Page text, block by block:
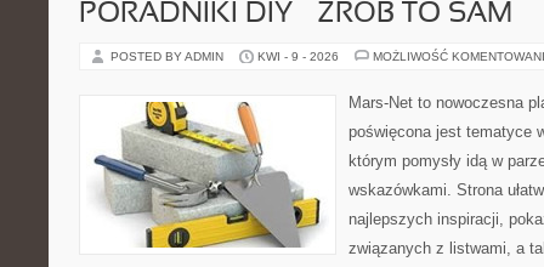
PORADNIKI DIY – ZRÓB TO SAM
POSTED BY ADMIN KWI - 9 - 2026 MOŻLIWOŚĆ
Mars-Net to nowoczesna
poświęcona jest tematyce
którym pomysły idą w
wskazówkami. Strona
najlepszych inspiracji,
związanych z listwami, a